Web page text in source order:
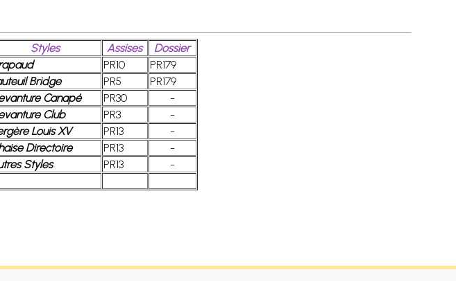
Styles Assises
Dossier
PR10
PR179
Bridge PR5
PR179
Canapé PR30
-
Club PR3
-
Louis XV PR13
-
Directoire PR13
-
Styles PR13
-